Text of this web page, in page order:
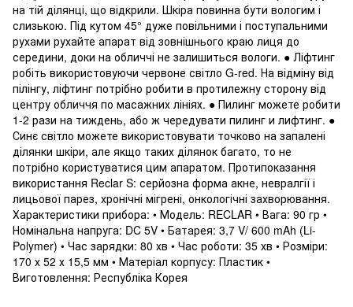
на тій ділянці, що відкрили. Шкіра повинна бути вологим і
слизькою. Під кутом 45° дуже повільними і поступальними
рухами рухайте апарат від зовнішнього краю лиця до
середини, доки на обличчі не залишиться вологи. ● Ліфтинг
робіть використовуючи червоне світло G-red. На відміну від
пілінгу, ліфтинг потрібно робити в протилежну сторону від
центру обличчя по масажних лініях. ● Пилинг можете робити
1-2 рази на тиждень, або ж чередувати пилинг и лифтинг. ●
Синє світло можете використовувати точково на запалені
ділянки шкіри, але якщо таких ділянок багато, то не
потрібно користуватися цим апаратом. Протипоказання
використання Reclar S: серйозна форма акне, невралгії і
лицьової парез, хронічні мігрені, онкологічні захворювання.
Характеристики прибора: • Модель: RECLAR • Вага: 90 гр •
Номінальна напруга: DC 5V • Батарея: 3,7 V/ 600 mAh (Li-
Polymer) • Час зарядки: 80 хв • Час роботи: 35 хв • Розміри:
170 х 52 х 15,5 мм • Матеріал корпусу: Пластик •
Виготовлення: Республіка Корея